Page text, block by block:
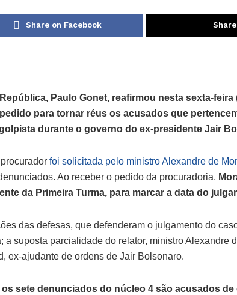
Share on Facebook
Paulo Gonet, reafirmou nesta sexta-feira
para tornar réus os acusados que
durante o governo do ex-presidente Jair
foi solicitada pelo ministro Alexandre de
Ao receber o pedido da procuradoria,
da Primeira Turma, para marcar a data do
das defesas, que defenderam o julgamento do
a suposta parcialidade do relator, ministro Alexandre
ex-ajudante de ordens de Jair Bolsonaro.
os sete denunciados do núcleo 4 são acusados